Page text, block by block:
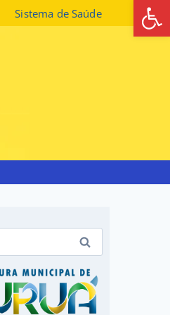
Sistema de Saúde